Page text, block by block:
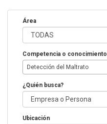
Área
Competencia o conocimiento
Detección del Maltrato
¿Quién busca?
Ubicación